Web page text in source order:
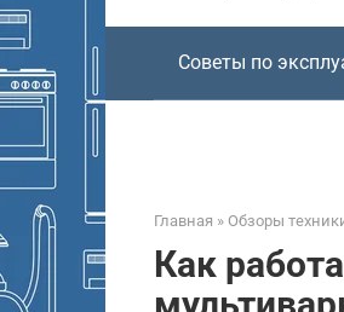
Советы по
Главная » Обзоры
Как